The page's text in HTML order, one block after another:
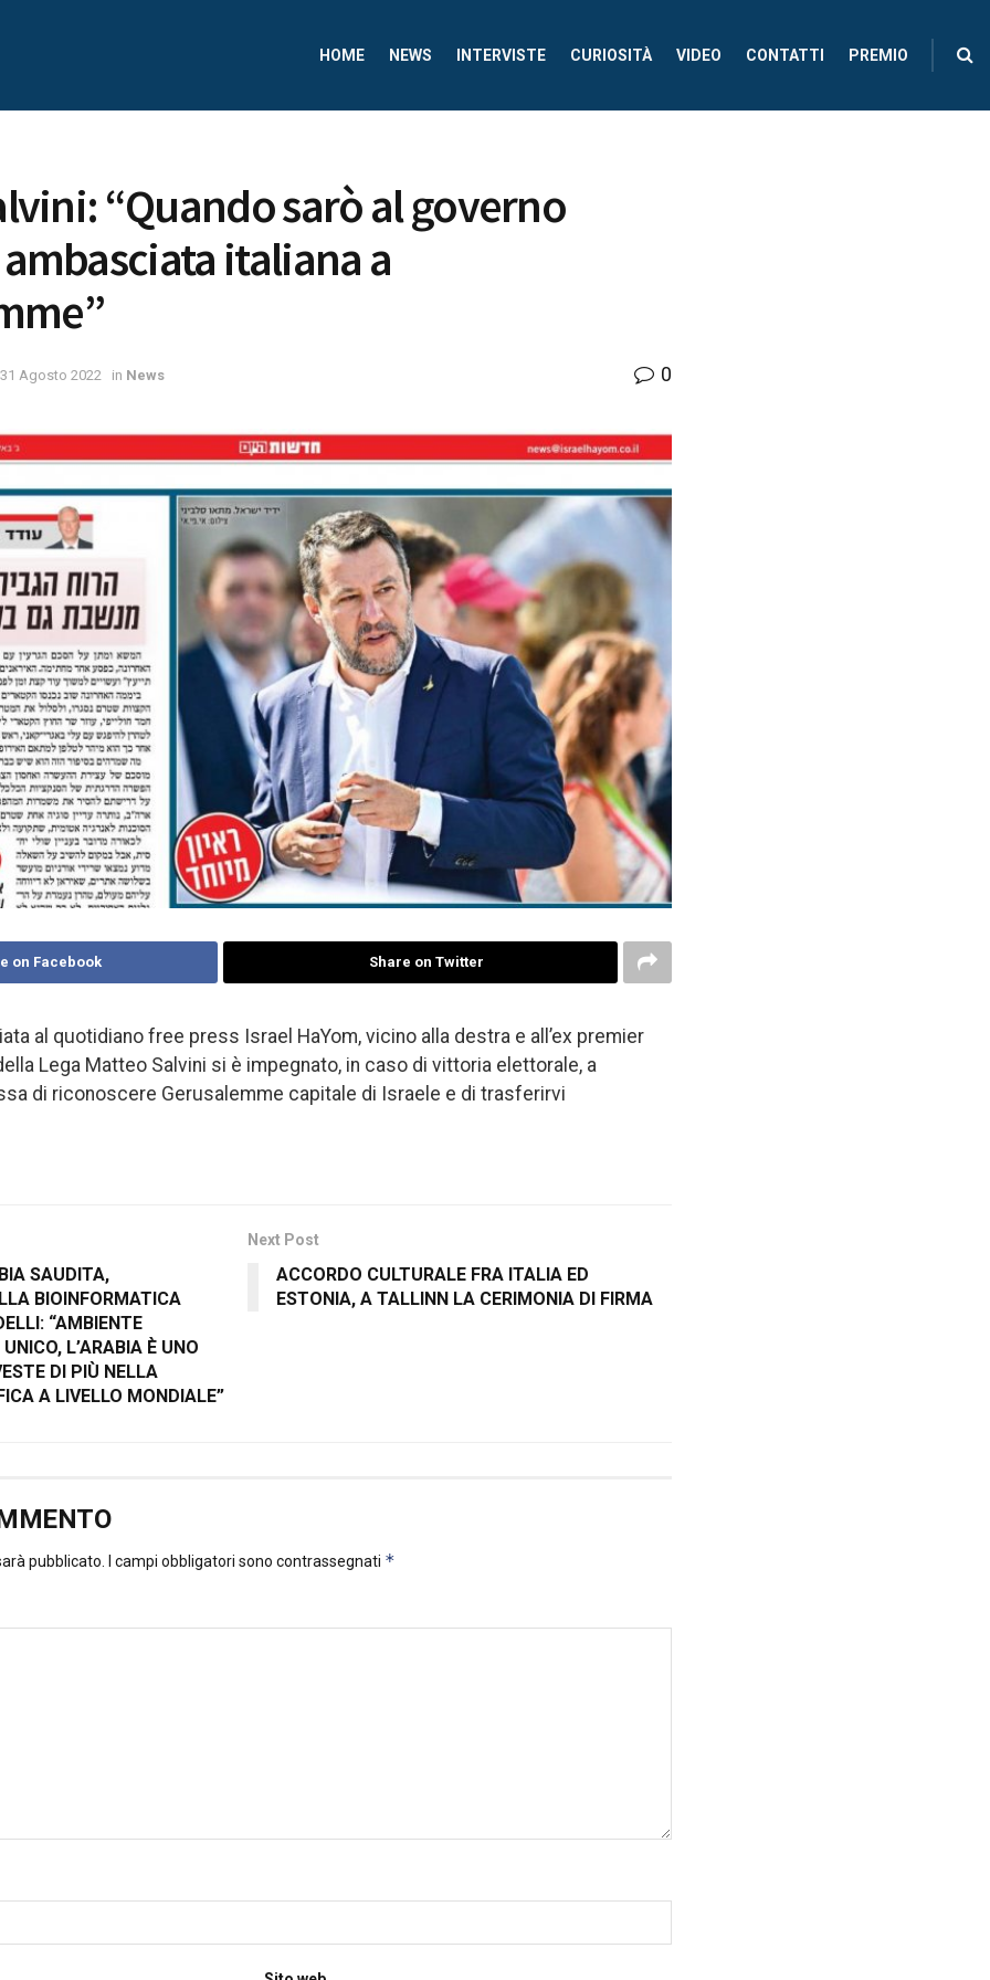
HOME NEWS INTERVISTE CURIOSITÀ VIDEO CONTATTI PREMIO
“Quando sarò al governo
italiana a
31 Agosto 2022 in News 0
on Facebook Share on Twitter
al quotidiano free press Israel HaYom, vicino alla destra e all’ex premier
Lega Matteo Salvini si è impegnato, in caso di vittoria elettorale, a
di riconoscere Gerusalemme capitale di Israele e di trasferirvi
SAUDITA,
BIOINFORMATICA
“AMBIENTE
L’ARABIA È UNO
DI PIÙ NELLA
A LIVELLO MONDIALE”
Next Post
ACCORDO CULTURALE FRA ITALIA ED
ESTONIA, A TALLINN LA CERIMONIA DI FIRMA
pubblicato. I campi obbligatori sono contrassegnati *